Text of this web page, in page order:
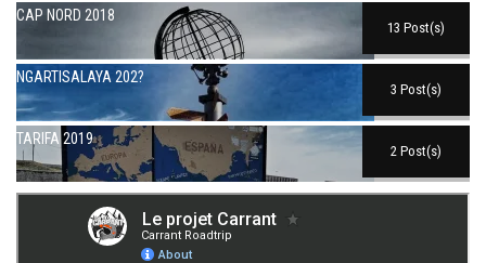
CAP NORD 2018
13 Post(s)
NGARTISALAYA 202?
3 Post(s)
TARIFA 2019
2 Post(s)